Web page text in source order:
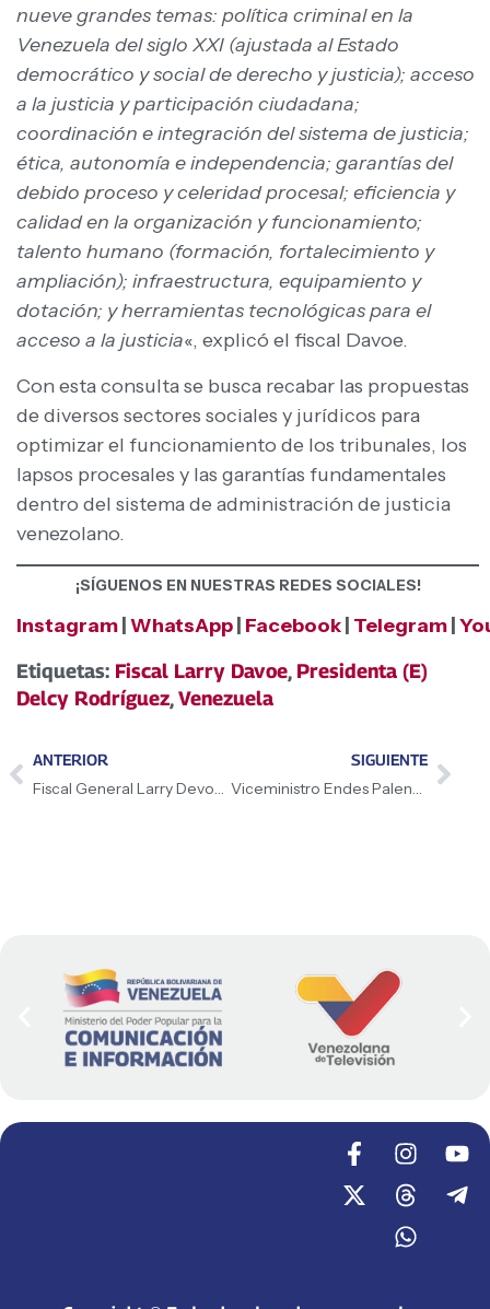
nueve grandes temas: política criminal en la
Venezuela del siglo XXI (ajustada al Estado
democrático y social de derecho y justicia); acceso
a la justicia y participación ciudadana;
coordinación e integración del sistema de justicia;
ética, autonomía e independencia; garantías del
debido proceso y celeridad procesal; eficiencia y
calidad en la organización y funcionamiento;
talento humano (formación, fortalecimiento y
ampliación); infraestructura, equipamiento y
dotación; y herramientas tecnológicas para el
acceso a la justicia«, explicó el fiscal Davoe.
Con esta consulta se busca recabar las propuestas
de diversos sectores sociales y jurídicos para
optimizar el funcionamiento de los tribunales, los
lapsos procesales y las garantías fundamentales
dentro del sistema de administración de justicia
venezolano.
¡SÍGUENOS EN NUESTRAS REDES SOCIALES!
Instagram WhatsApp Facebook Telegram
Etiquetas: Fiscal Larry Davoe, Presidenta (E)
Delcy Rodríguez,Venezuela
ANTERIOR
Fiscal General Larry Devoe: «Venimos a este proceso a revisar cada uno de los procesos»
SIGUIENTE
Viceministro Endes Palencia lideró despliegue de más de 1.400 funcionarios en Nueva Esparta